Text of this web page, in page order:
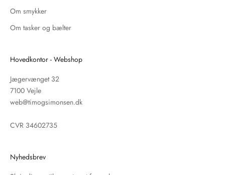
Om smykker
Om tasker og bælter
Hovedkontor - Webshop
Jægervænget 32
7100 Vejle
web@timogsimonsen.dk
CVR 34602735
Nyhedsbrev